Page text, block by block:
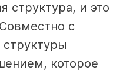
структура, и это
с
которое